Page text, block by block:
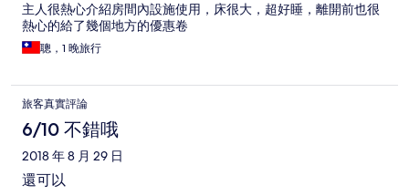
主人很熱心介紹房間內設施使用，床很大，超好睡，離開前也很
熱心的給了幾個地方的優惠卷
聰，1 晚旅行
旅客真實評論
6/10 不錯哦
2018 年 8 月 29 日
還可以